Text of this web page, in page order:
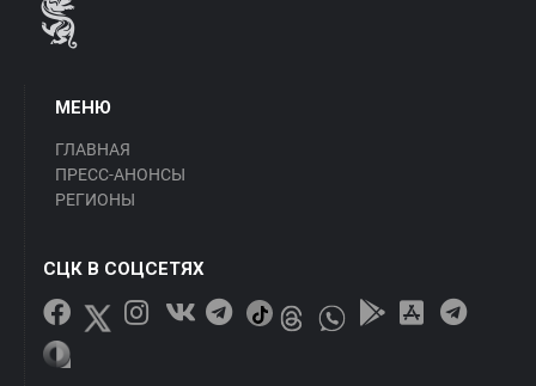
МЕНЮ
ГЛАВНАЯ
ПРЕСС-АНОНСЫ
РЕГИОНЫ
СЦК В СОЦСЕТЯХ